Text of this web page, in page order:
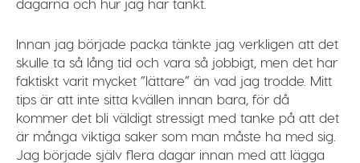
Innan jag började packa tänkte jag verkligen att det
skulle ta så lång tid och vara så jobbigt, men det har
faktiskt varit mycket ”lättare” än vad jag trodde. Mitt
tips är att inte sitta kvällen innan bara, för då
kommer det bli väldigt stressigt med tanke på att det
är många viktiga saker som man måste ha med sig.
Jag började själv flera dagar innan med att lägga